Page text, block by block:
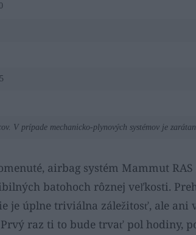
V prípade mechanicko-plynových systémov je
airbag systém Mammut
batohoch rôznej veľkosti.
je úplne triviálna záležitosť, ale ani
raz ti to bude trvať pol hodiny,